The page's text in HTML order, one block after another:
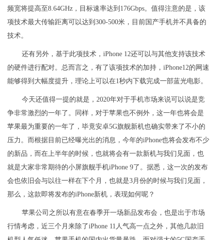
频宽将提高至8.64GHz，目标速率达到176Gbps。值得注意的是，该
项技术最大传输距离可以达到300-500米，目前国产手机并不具备的
技术。
还有另外，基于此项技术，iPhone 12还可以与其他支持该技术
的硬件进行配对。总而言之，有了该项技术的加持，iPhone12的网速
能够得到大幅度提升，理论上可以在1秒内下载完成一部蓝光电影。
今天还值得一提的就是，2020年对于手机市场来说可以说是竞
争非常激烈的一年了。同样，对于苹果也不例外，这一年也将会是
苹果最为重要的一年了，毕竟安卓5G旗舰新机也确实带来了不小的
压力。而根据目前已经曝光出的消息，今年的iPhone也将会发布不少
的新品，而在上半年的时候，也就将会有一款新机与我们见面，也
就是大家非常期待的小屏旗舰手机iPhone 9了。据悉，这一次的发布
会也依旧会与以往一样在下个月，也就是3月份的时候与我们见面，
那么，这款即将发布的iPhone新机，表现如何呢？
苹果公司之所以有意在春季开一场新品发布会，也是出于市场
行情考虑，近三个月来除了iPhone 11人气高一点之外，其他几款旧